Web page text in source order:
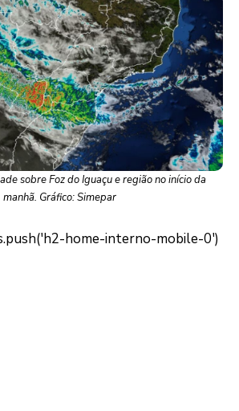
sobre Foz do Iguaçu e região no início da
manhã. Gráfico: Simepar